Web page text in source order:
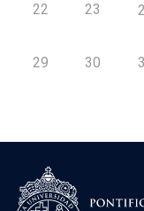
22 23
29 30